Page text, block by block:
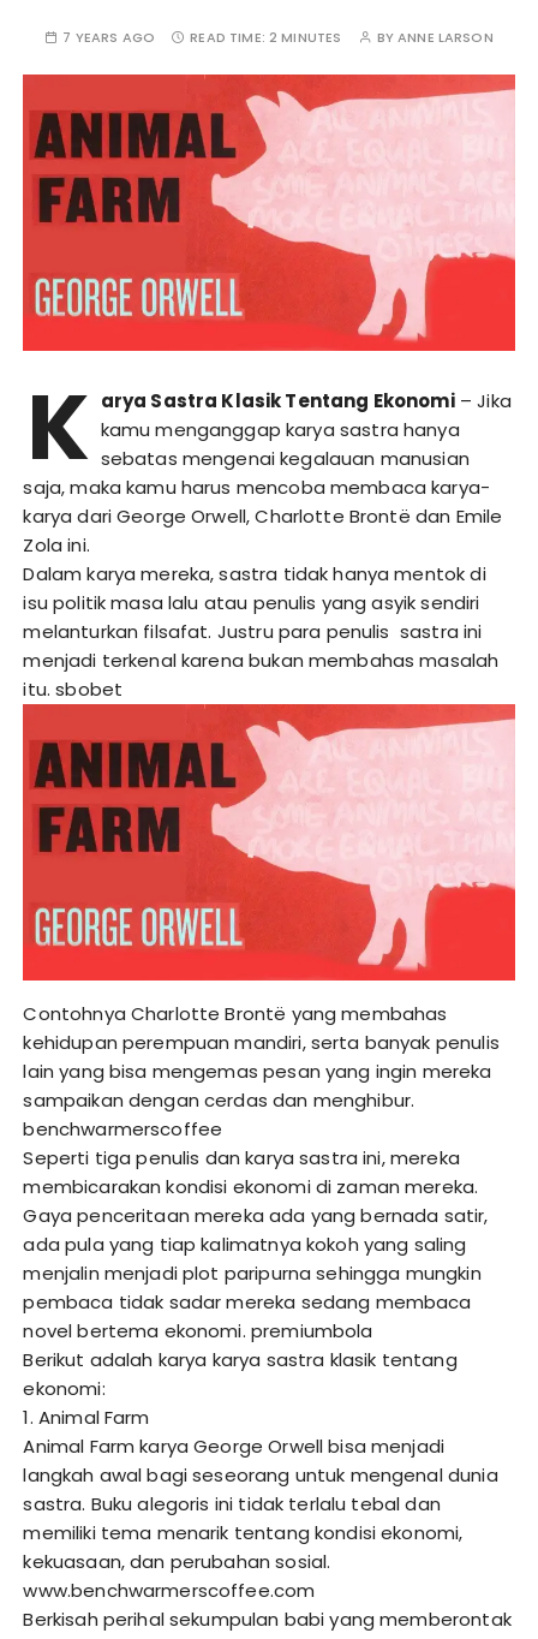
7 YEARS AGO READ TIME: 2 MINUTES BYANNE LARSON
K arya Sastra Klasik Tentang Ekonomi– Jika
kamu menganggap karya sastra hanya
sebatas mengenai kegalauan manusian
saja, maka kamu harus mencoba membaca karya-
karya dari George Orwell, Charlotte Brontë dan Emile
Zola ini.
Dalam karya mereka, sastra tidak hanya mentok di
isu politik masa lalu atau penulis yang asyik sendiri
melanturkan filsafat. Justru para penulis sastra ini
menjadi terkenal karena bukan membahas masalah
itu.sbobet
Contohnya Charlotte Brontë yang membahas
kehidupan perempuan mandiri, serta banyak penulis
lain yang bisa mengemas pesan yang ingin mereka
sampaikan dengan cerdas dan menghibur.
benchwarmerscoffee
Seperti tiga penulis dan karya sastra ini, mereka
membicarakan kondisi ekonomi di zaman mereka.
Gaya penceritaan mereka ada yang bernada satir,
ada pula yang tiap kalimatnya kokoh yang saling
menjalin menjadi plot paripurna sehingga mungkin
pembaca tidak sadar mereka sedang membaca
novel bertema ekonomi. premiumbola
Berikut adalah karya karya sastra klasik tentang
ekonomi:
1. Animal Farm
Animal Farm karya George Orwell bisa menjadi
langkah awal bagi seseorang untuk mengenal dunia
sastra. Buku alegoris ini tidak terlalu tebal dan
memiliki tema menarik tentang kondisi ekonomi,
kekuasaan, dan perubahan sosial.
www.benchwarmerscoffee.com
Berkisah perihal sekumpulan babi yang memberontak